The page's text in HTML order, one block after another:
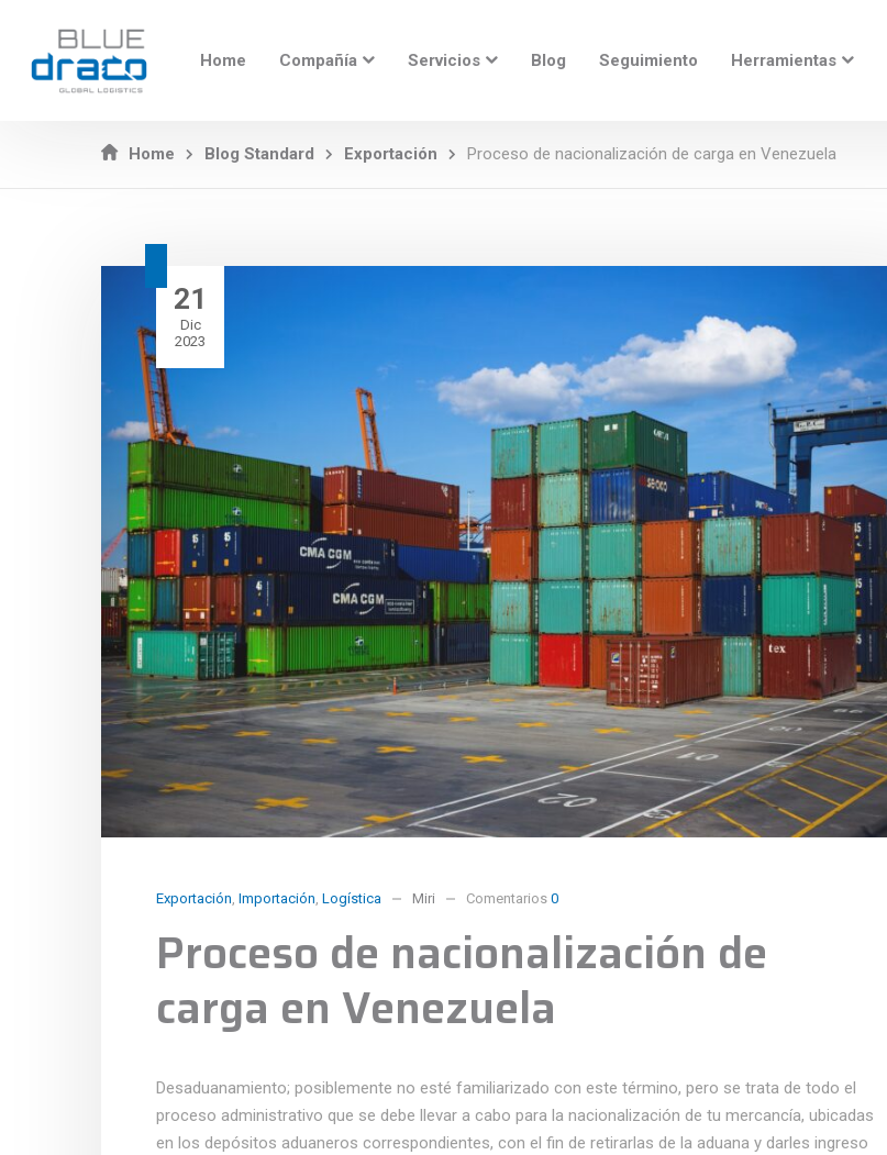
Home Compañía Servicios Blog Seguimiento Herramientas
Home Blog Standard Exportación Proceso de nacionalización de carga en Venezuela
21
Dic
2023
Exportación, Importación, Logística Miri Comentarios 0
Proceso de nacionalización de
carga en Venezuela
Desaduanamiento; posiblemente no esté familiarizado con este término, pero se trata de todo el
proceso administrativo que se debe llevar a cabo para la nacionalización de tu mercancía, ubicadas
en los depósitos aduaneros correspondientes, con el fin de retirarlas de la aduana y darles ingreso